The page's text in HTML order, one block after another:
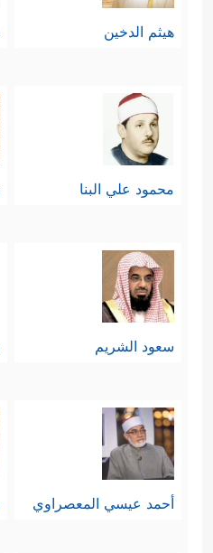
هيثم الدخين
محمود علي البنا
سعود الشريم
أحمد عيسي المعصراوي